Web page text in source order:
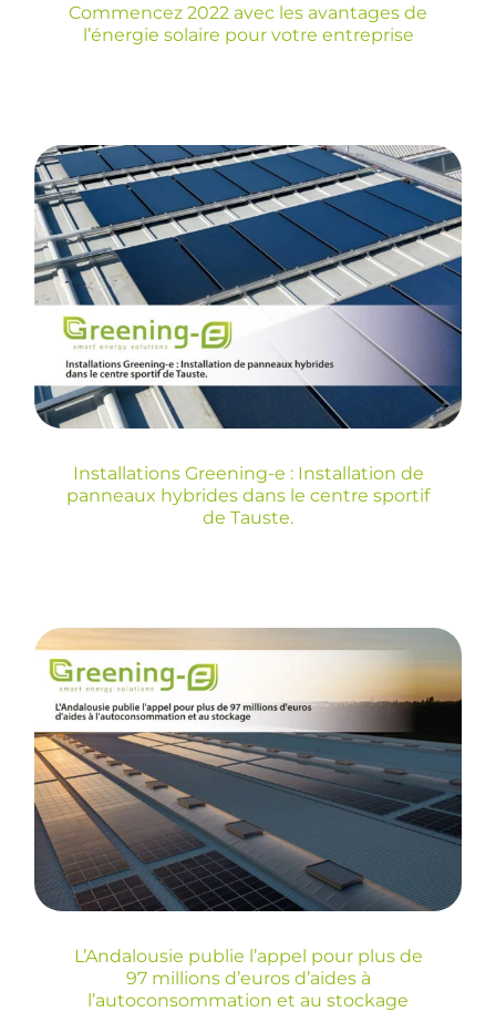
Commencez 2022 avec les avantages de
l’énergie solaire pour votre entreprise
Installations Greening-
e : Installation de
panneaux hybrides
dans le centre sportif
de Tauste.
Installations Greening-e : Installation de
panneaux hybrides dans le centre sportif
de Tauste.
L’Andalousie publie
l’appel pour plus de 97
millions d’euros
d’aides à
l’autoconsommation
et au stockage
L’Andalousie publie l’appel pour plus de
97 millions d’euros d’aides à
l’autoconsommation et au stockage